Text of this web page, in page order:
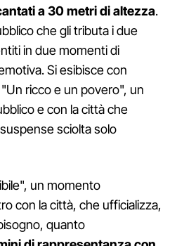
a 30 metri di altezza.
che gli tributa i due
in due momenti di
Si esibisce con
ricco e un povero", un
e con la città che
sciolta solo
un momento
con la città, che ufficializza,
quanto